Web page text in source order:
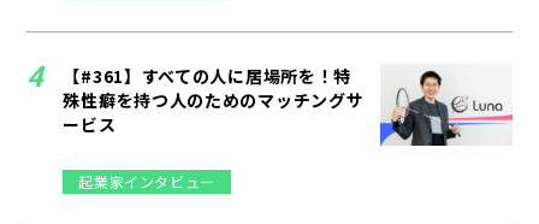
【#361】すべての人に居場所を！特
殊性癖を持つ人のためのマッチングサ
ービス
起業家インタビュー